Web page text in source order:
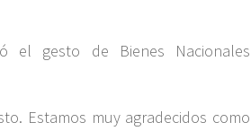
el gesto de Bienes Nacionales
Estamos muy agradecidos como